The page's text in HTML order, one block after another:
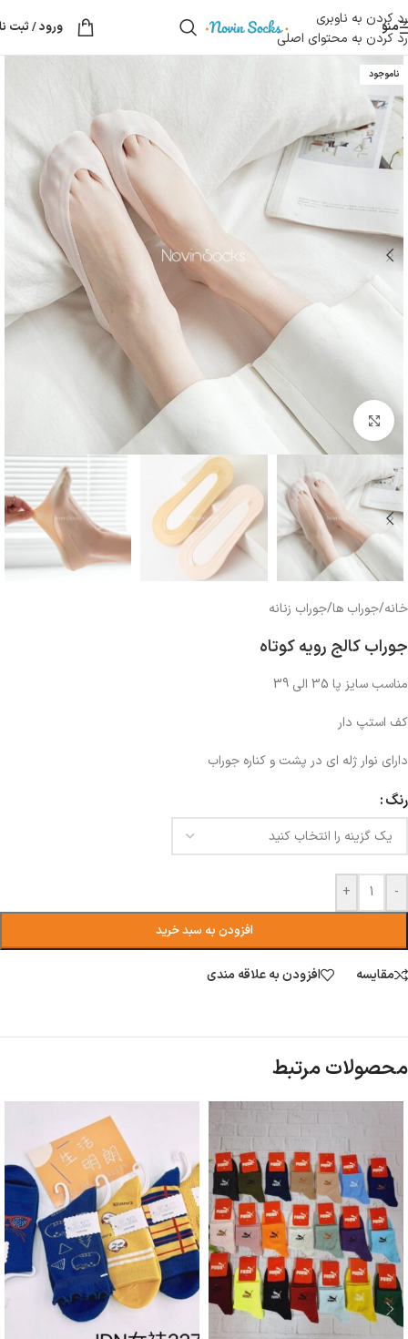
رد کردن به ناوبری
رد کردن به محتوای اصلی
منو ورود / ثبت
ناموجود
بزرگنمایی تصویر
خانه/جوراب ها/جوراب زنانه
جوراب کالج رویه کوتاه
مناسب سایز پا 35 الی 39
کف استپ دار
دارای نوار ژله ای در پشت و کناره جوراب
رنگ
-
+
افزودن به سبد خرید
مقایسه افزودن به علاقه مندی
محصولات مرتبط